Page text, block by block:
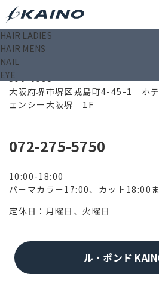
HAIR LADIES
HAIR MENS
NAIL
EYE
ル・ポンド KAINO
590-0985
大阪府堺市堺区戎島町4-45-1 ホ
ェンシー大阪堺 1F
072-275-5750
10:00-18:00
パーマカラー17:00、カット18:00
定休日：月曜日、火曜日
ル・ポンド